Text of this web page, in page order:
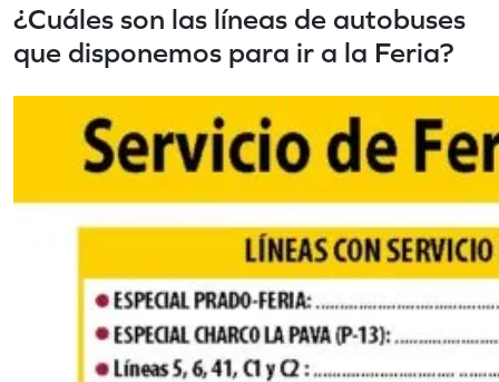
¿Cuáles son las líneas de autobuses
que disponemos para ir a la Feria?